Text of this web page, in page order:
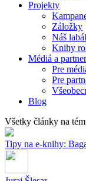
Projekty
Záložky
Náš
Knihy
Médiá a
Pre
Pre
Blog
Všetky články na
Tipy na e-knihy: